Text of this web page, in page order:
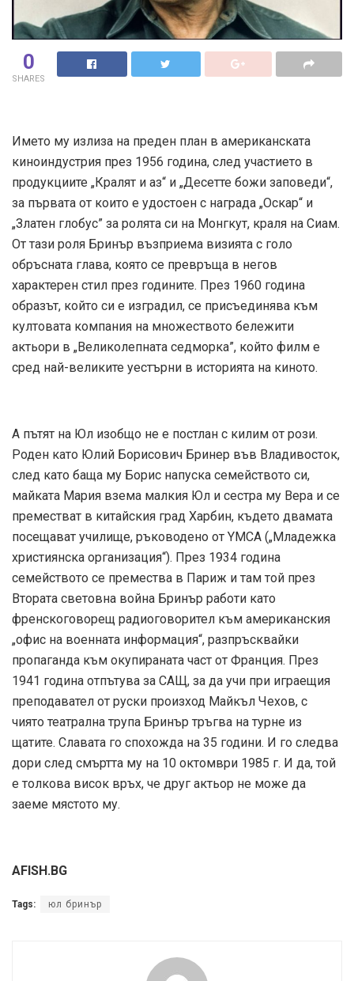
0
SHARES
Името му излиза на преден план в американската
киноиндустрия през 1956 година, след участието в
продукциите „Кралят и аз“ и „Десетте божи заповеди“,
за първата от които е удостоен с награда „Оскар“ и
„Златен глобус” за ролята си на Монгкут, краля на Сиам.
От тази роля Бринър възприема визията с голо
обръсната глава, която се превръща в негов
характерен стил през годините. През 1960 година
образът, който си е изградил, се присъединява към
култовата компания на множеството бележити
актьори в „Великолепната седморка”, който филм е
сред най-великите уестърни в историята на киното.
А пътят на Юл изобщо не е постлан с килим от рози.
Роден като Юлий Борисович Бринер във Владивосток,
след като баща му Борис напуска семейството си,
майката Мария взема малкия Юл и сестра му Вера и се
преместват в китайския град Харбин, където двамата
посещават училище, ръководено от YMCA („Младежка
християнска организация“). През 1934 година
семейството се премества в Париж и там той през
Втората световна война Бринър работи като
френскоговорещ радиоговорител към американския
„офис на военната информация“, разпръсквайки
пропаганда към окупираната част от Франция. През
1941 година отпътува за САЩ, за да учи при играещия
преподавател от руски произход Майкъл Чехов, с
чиято театрална трупа Бринър тръгва на турне из
щатите. Славата го спохожда на 35 години. И го следва
дори след смъртта му на 10 октомври 1985 г. И да, той
е толкова висок връх, че друг актьор не може да
заеме мястото му.
AFISH.BG
Tags: юл бринър